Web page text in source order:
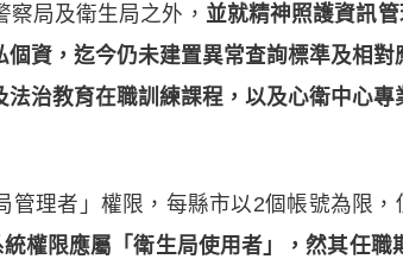
局及衛生局之外， 並就精神照護資訊
資，迄今仍未建置異常查詢標準及相
治教育在職訓練課程，以及心衛中心
管理者」權限，每縣市以2個帳號為限
權限應屬「衛生局使用者」，然其任